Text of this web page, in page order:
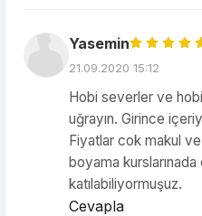
Yasemin
21.09.2020 15:12
Hobi severler ve
uğrayın. Girince
Fiyatlar cok makul
boyama
katılabiliyormuşuz.
Cevapla